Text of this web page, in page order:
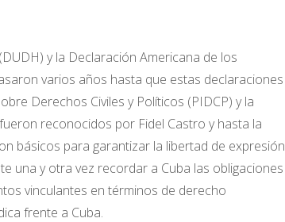
y la Declaración Americana de los
varios años hasta que estas declaraciones
Derechos Civiles y Políticos (PIDCP) y la
reconocidos por Fidel Castro y hasta la
básicos para garantizar la libertad de expresión
una y otra vez recordar a Cuba las obligaciones
vinculantes en términos de derecho
frente a Cuba.